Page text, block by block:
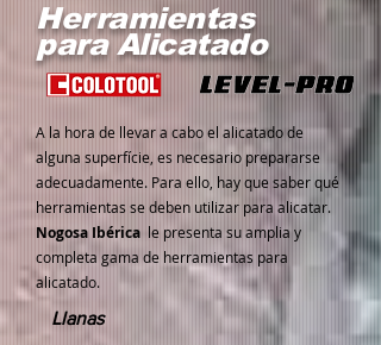
A la hora de llevar a cabo el alicatado de
alguna superfície, es necesario prepararse
adecuadamente. Para ello, hay que saber qué
herramientas se deben utilizar para alicatar.
Nogosa Ibérica le presenta su amplia y
completa gama de herramientas para
alicatado.
Llanas
Herramientas
para Alicatado